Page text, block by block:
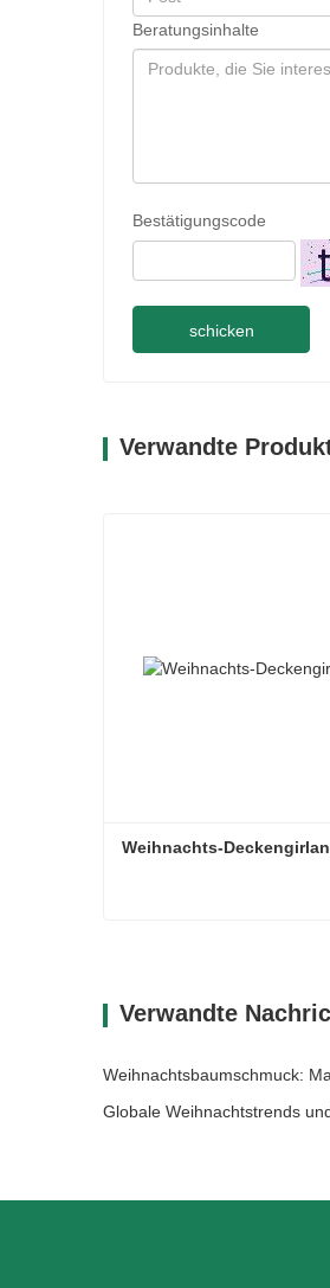
Beratungsinhalte
Bestätigungscode
schicken
Verwandte
Weihnachts-
Verwandte